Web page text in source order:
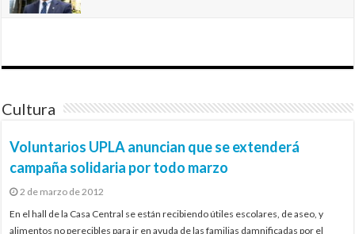
Cultura
Voluntarios UPLA anuncian que se extenderá
campaña solidaria por todo marzo
2 de marzo de 2012
En el hall de la Casa Central se están recibiendo útiles escolares, de aseo, y
alimentos no perecibles para ir en ayuda de las familias damnificadas por el